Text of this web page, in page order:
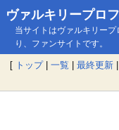
ヴァルキリープロ
当サイトはヴァルキリー
り、ファンサイトです。
[ トップ| 一覧 | 最終更新 |